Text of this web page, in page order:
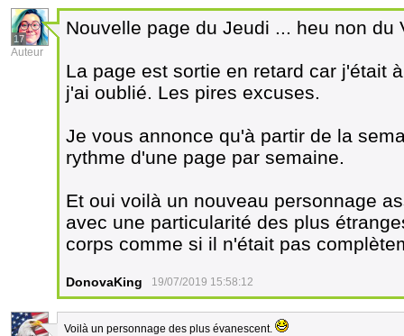
17
Auteur
Nouvelle page du Jeudi ... heu non du
La page est sortie en retard car j'était
j'ai oublié. Les pires excuses.
Je vous annonce qu'à partir de la
rythme d'une page par semaine.
Et oui voilà un nouveau personnage
avec une particularité des plus
corps comme si il n'était pas
DonovaKing 19/07/2019 15:58:12
Voilà un personnage des plus évanescent.